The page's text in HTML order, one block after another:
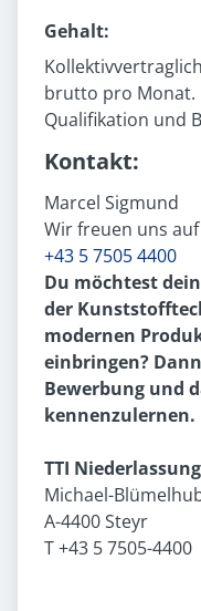
Gehalt:
brutto pro Monat.
Qualifikation und
Kontakt:
Marcel Sigmund
Wir freuen uns
+43 5 7505 4400
Du möchtest
der
modernen
einbringen?
Bewerbung und
kennenzulernen.
TTI
Michael-
A-4400 Steyr
T +43 5 7505-4400